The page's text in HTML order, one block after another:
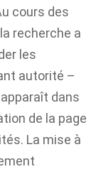
cours des
recherche a
les
autorité –
dans
de la page
La mise à